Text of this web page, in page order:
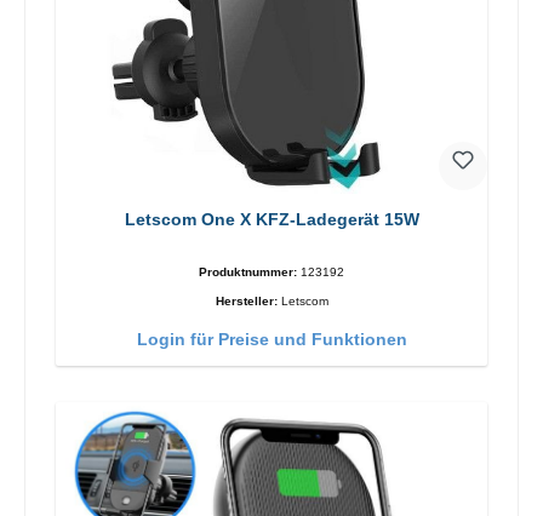
Letscom One X KFZ-Ladegerät 15W
Produktnummer: 123192
Hersteller: Letscom
Login für Preise und Funktionen